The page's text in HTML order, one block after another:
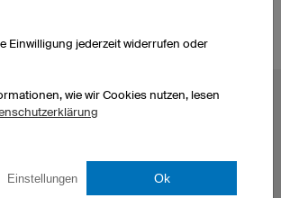
T-Shirts bedrucken
Einwilligung jederzeit widerrufen oder
wie wir Cookies nutzen, lesen
Einstellungen Ok